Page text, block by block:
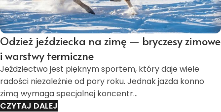
Odzież jeździecka na zimę — bryczesy zimowe
i warstwy termiczne
Jeździectwo jest pięknym sportem, który daje wiele
radości niezależnie od pory roku. Jednak jazda konno
zimą wymaga specjalnej koncentr...
CZYTAJ DALEJ